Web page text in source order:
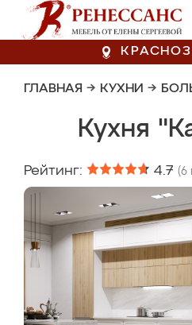
ГЛАВНАЯ → КУХНИ →
Кухня
Рейтинг: 4.7 (6